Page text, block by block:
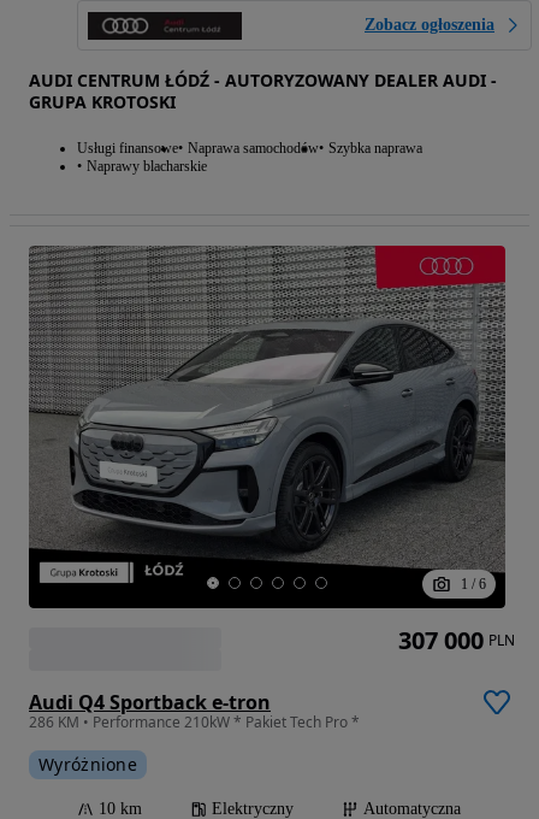
Zobacz ogłoszenia
AUDI CENTRUM ŁÓDŹ - AUTORYZOWANY DEALER AUDI -
GRUPA KROTOSKI
Usługi finansowe Naprawa samochodów Szybka naprawa
Naprawy blacharskie
1 / 6
Audi Q4 Sportback e-tron
286 KM • Performance 210kW * Pakiet Tech Pro *
Wyróżnione
10 km Elektryczny Automatyczna
307 000 PLN